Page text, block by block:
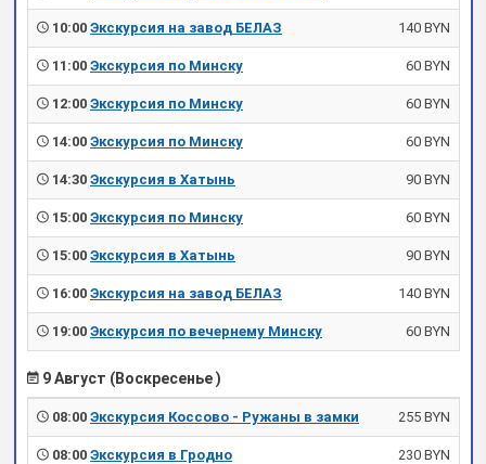
10:00 Экскурсия на завод БЕЛАЗ 140 BYN
11:00 Экскурсия по Минску 60 BYN
12:00 Экскурсия по Минску 60 BYN
14:00 Экскурсия по Минску 60 BYN
14:30 Экскурсия в Хатынь 90 BYN
15:00 Экскурсия по Минску 60 BYN
15:00 Экскурсия в Хатынь 90 BYN
16:00 Экскурсия на завод БЕЛАЗ 140 BYN
19:00 Экскурсия по вечернему Минску 60 BYN
9 Август (Воскресенье )
08:00 Экскурсия Коссово - Ружаны в замки 255 BYN
08:00 Экскурсия в Гродно 230 BYN